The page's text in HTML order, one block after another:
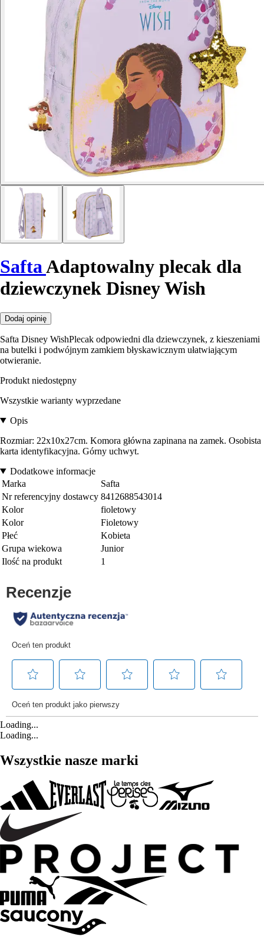
SaftaAdaptowalny plecak dla
dziewczynek Disney Wish
Dodaj opinię
Safta Disney WishPlecak odpowiedni dla dziewczynek, z kieszeniami
na butelki i podwójnym zamkiem błyskawicznym ułatwiającym
otwieranie.
Produkt niedostępny
Wszystkie warianty wyprzedane
Opis
Rozmiar: 22x10x27cm. Komora główna zapinana na zamek. Osobista
karta identyfikacyjna. Górny uchwyt.
Dodatkowe informacje
Marka
Safta
Nr referencyjny dostawcy 8412688543014
Kolor
fioletowy
Kolor
Fioletowy
Płeć
Kobieta
Grupa wiekowa
Junior
Ilość na produkt
1
Loading...
Loading...
Wszystkie nasze marki